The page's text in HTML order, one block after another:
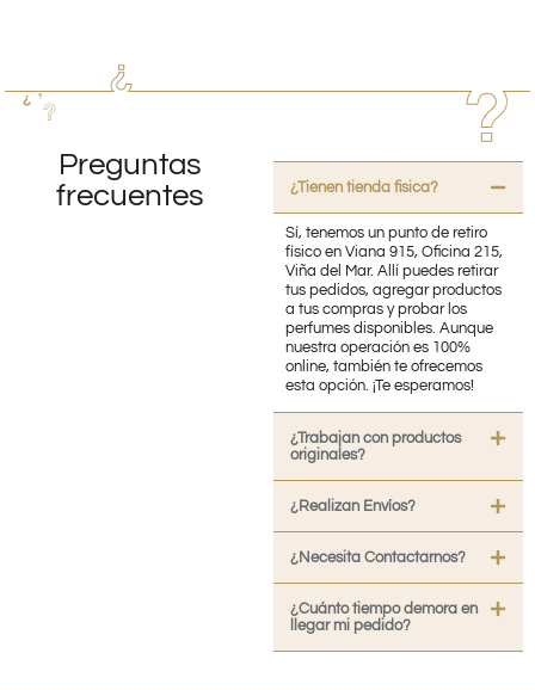
Preguntas
frecuentes
¿Tienen tienda fisica?
Sí, tenemos un punto de retiro
físico en Viana 915, Oficina 215,
Viña del Mar. Allí puedes retirar
tus pedidos, agregar productos
a tus compras y probar los
perfumes disponibles. Aunque
nuestra operación es 100%
online, también te ofrecemos
esta opción. ¡Te esperamos!
¿Trabajan con productos
originales?
¿Realizan Envíos?
¿Necesita Contactarnos?
¿Cuánto tiempo demora en
llegar mi pedido?